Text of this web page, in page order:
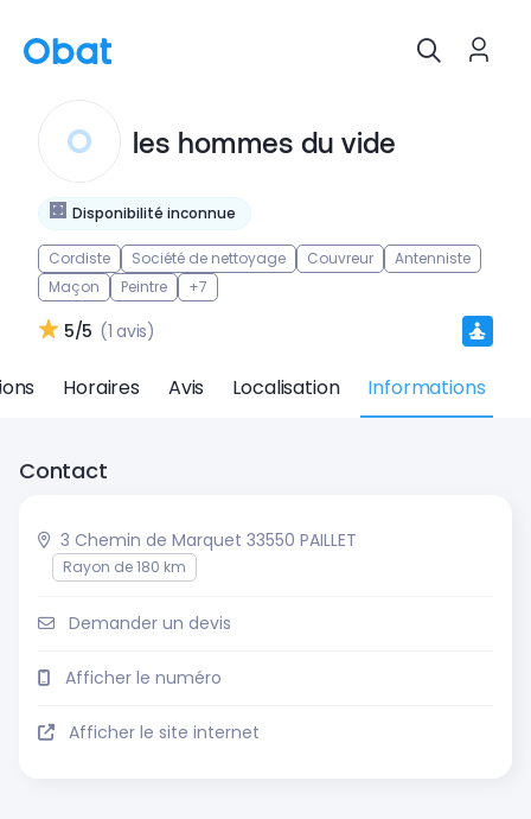
Disponibilité inconnue
les hommes du vide
Cordiste Société de nettoyage Couvreur
Antenniste
Maçon
Peintre +7
5/5 (1 avis)
Horaires Avis Localisation Informations
Contact
3 Chemin de Marquet 33550 PAILLET
Rayon de 180 km
Demander un devis
Afficher le numéro
Afficher le site internet